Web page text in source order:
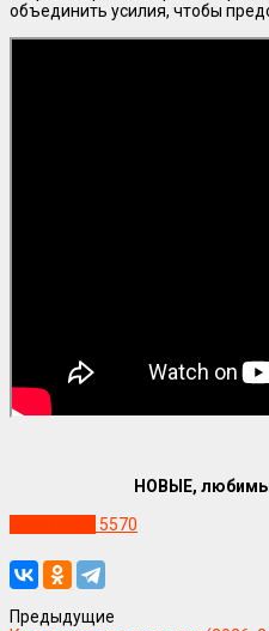
объединить усилия, чтобы
НОВЫЕ,
5570
Предыдущие